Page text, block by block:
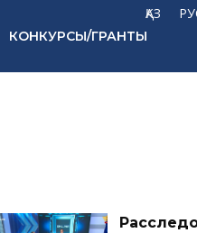
ҚАЗ
КОНКУРСЫ/ГРАНТЫ